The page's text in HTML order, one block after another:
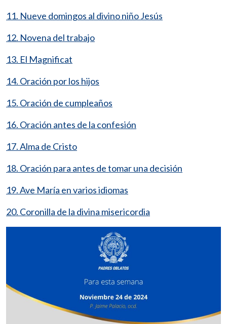
11. Nueve domingos al divino niño Jesús
12. Novena del trabajo
13. El Magnificat
14. Oración por los hijos
15. Oración de cumpleaños
16. Oración antes de la confesión
17. Alma de Cristo
18. Oración para antes de tomar una decisión
19. Ave María en varios idiomas
20. Coronilla de la divina misericordia